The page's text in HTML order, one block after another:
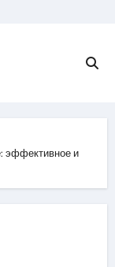
эффективное и